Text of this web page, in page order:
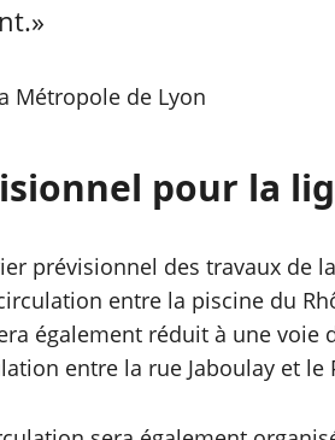
Métropole de Lyon
pour la
prévisionnel des travaux de
entre la piscine du
également réduit à une voie
entre la rue Jaboulay et